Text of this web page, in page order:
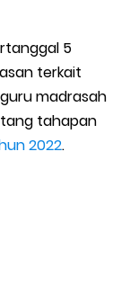
5
terkait
madrasah
tahapan
2022.